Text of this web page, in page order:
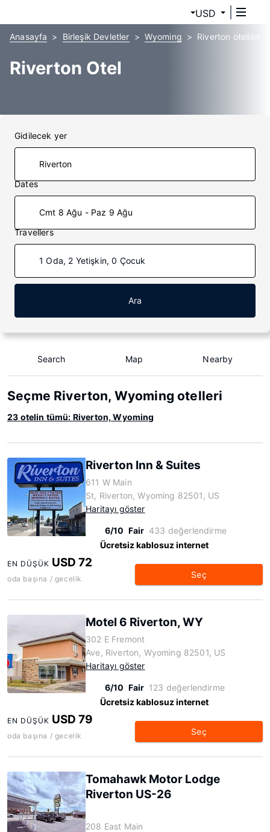
USD
Anasayfa Birleşik Devletler Wyoming Riverton otelleri
Riverton Otel
Gidilecek yer
Dates
Cmt 8 Ağu - Paz 9 Ağu
Travellers
1 Oda, 2 Yetişkin, 0 Çocuk
Ara
Search Map Nearby
Seçme Riverton, Wyoming otelleri
23 otelin tümü: Riverton, Wyoming
Riverton Inn & Suites
611 W Main
St, Riverton, Wyoming 82501, US
Haritayı göster
6/10 Fair 433 değerlendirme
Ücretsiz kablosuz internet
EN DÜŞÜK USD 72
oda başına / gecelik Seç
Motel 6 Riverton, WY
302 E Fremont
Ave, Riverton, Wyoming 82501, US
Haritayı göster
6/10 Fair 123 değerlendirme
Ücretsiz kablosuz internet
EN DÜŞÜK USD 79
oda başına / gecelik Seç
Tomahawk Motor Lodge
Riverton US-26
208 East Main